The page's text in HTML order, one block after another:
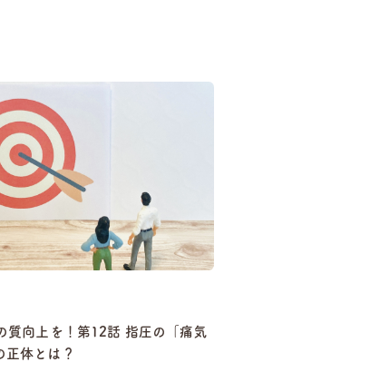
質向上を！第12話 指圧の「痛気
正体とは？